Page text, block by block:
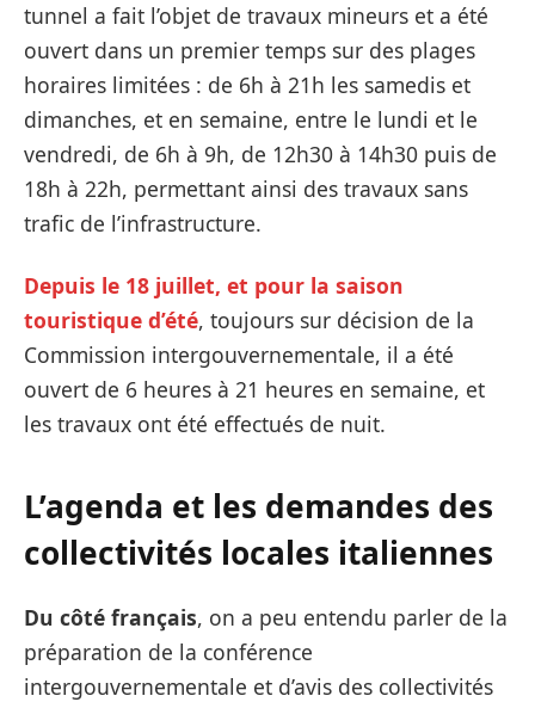
tunnel a fait l’objet de travaux mineurs et a été
ouvert dans un premier temps sur des plages
horaires limitées : de 6h à 21h les samedis et
dimanches, et en semaine, entre le lundi et le
vendredi, de 6h à 9h, de 12h30 à 14h30 puis de
18h à 22h, permettant ainsi des travaux sans
trafic de l’infrastructure.
Depuis le 18 juillet, et pour la saison
touristique d’été, toujours sur décision de la
Commission intergouvernementale, il a été
ouvert de 6 heures à 21 heures en semaine, et
les travaux ont été effectués de nuit.
L’agenda et les demandes des
collectivités locales italiennes
Du côté français, on a peu entendu parler de la
préparation de la conférence
intergouvernementale et d’avis des collectivités